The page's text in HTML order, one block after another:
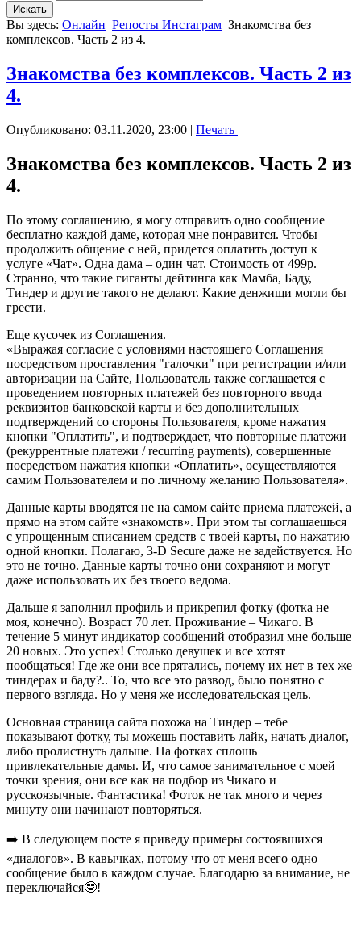
Вы здесь: Онлайн Репосты Инстаграм Знакомства без
комплексов. Часть 2 из 4.
Знакомства без комплексов. Часть 2 из
4.
Опубликовано: 03.11.2020, 23:00 | Печать |
Знакомства без комплексов. Часть 2 из
4.
По этому соглашению, я могу отправить одно сообщение
бесплатно каждой даме, которая мне понравится. Чтобы
продолжить общение с ней, придется оплатить доступ к
услуге «Чат». Одна дама – один чат. Стоимость от 499р.
Странно, что такие гиганты дейтинга как Мамба, Баду,
Тиндер и другие такого не делают. Какие денжищи могли бы
грести.
Еще кусочек из Соглашения.
«Выражая согласие с условиями настоящего Соглашения
посредством проставления "галочки" при регистрации и/или
авторизации на Сайте, Пользователь также соглашается с
проведением повторных платежей без повторного ввода
реквизитов банковской карты и без дополнительных
подтверждений со стороны Пользователя, кроме нажатия
кнопки "Оплатить", и подтверждает, что повторные платежи
(рекуррентные платежи / recurring payments), совершенные
посредством нажатия кнопки «Оплатить», осуществляются
самим Пользователем и по личному желанию Пользователя».
Данные карты вводятся не на самом сайте приема платежей, а
прямо на этом сайте «знакомств». При этом ты соглашаешься
с упрощенным списанием средств с твоей карты, по нажатию
одной кнопки. Полагаю, 3-D Secure даже не задействуется. Но
это не точно. Данные карты точно они сохраняют и могут
даже использовать их без твоего ведома.
Дальше я заполнил профиль и прикрепил фотку (фотка не
моя, конечно). Возраст 70 лет. Проживание – Чикаго. В
течение 5 минут индикатор сообщений отобразил мне больше
20 новых. Это успех! Столько девушек и все хотят
пообщаться! Где же они все прятались, почему их нет в тех же
тиндерах и баду?.. То, что все это развод, было понятно с
первого взгляда. Но у меня же исследовательская цель.
Основная страница сайта похожа на Тиндер – тебе
показывают фотку, ты можешь поставить лайк, начать диалог,
либо пролистнуть дальше. На фотках сплошь
привлекательные дамы. И, что самое занимательное с моей
точки зрения, они все как на подбор из Чикаго и
русскоязычные. Фантастика! Фоток не так много и через
минуту они начинают повторяться.
➡️ В следующем посте я приведу примеры состоявшихся
«диалогов». В кавычках, потому что от меня всего одно
сообщение было в каждом случае. Благодарю за внимание, не
переключайся🤓!